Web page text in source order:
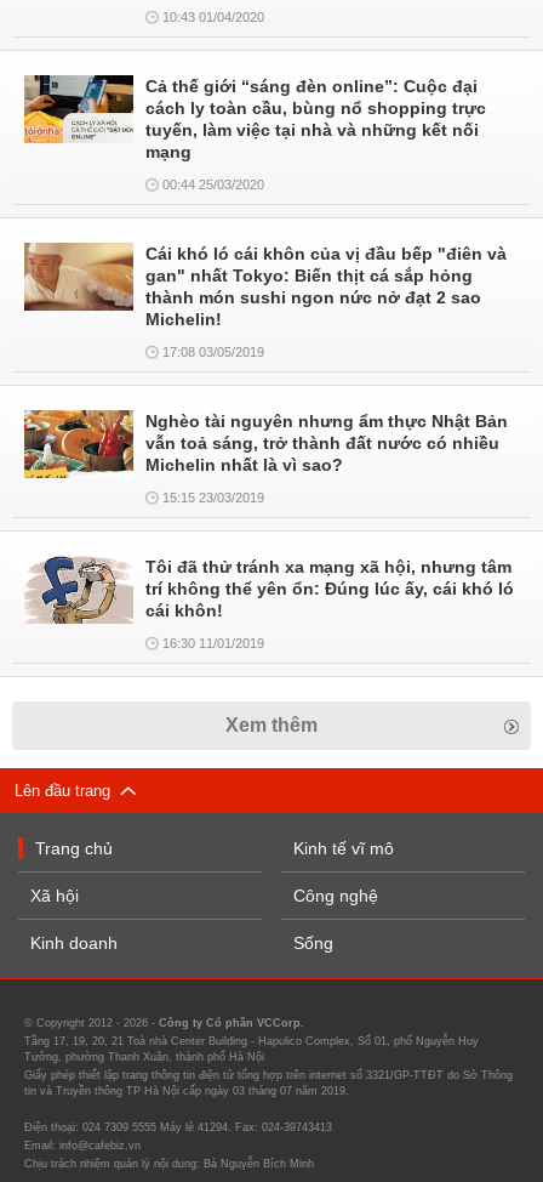
10:43 01/04/2020
Cả thế giới “sáng đèn online”: Cuộc đại
cách ly toàn cầu, bùng nổ shopping trực
tuyến, làm việc tại nhà và những kết nối
mạng
00:44 25/03/2020
Cái khó ló cái khôn của vị đầu bếp "điên và
gan" nhất Tokyo: Biến thịt cá sắp hỏng
thành món sushi ngon nức nở đạt 2 sao
Michelin!
17:08 03/05/2019
Nghèo tài nguyên nhưng ẩm thực Nhật Bản
vẫn toả sáng, trở thành đất nước có nhiều
Michelin nhất là vì sao?
15:15 23/03/2019
Tôi đã thử tránh xa mạng xã hội, nhưng tâm
trí không thể yên ổn: Đúng lúc ấy, cái khó ló
cái khôn!
16:30 11/01/2019
Xem thêm
Lên đầu trang
Trang chủ
Xã hội
Kinh doanh
Kinh tế vĩ mô
Công nghệ
Sống
© Copyright 2012 - 2026 - Công ty Cổ phần VCCorp.
Tầng 17, 19, 20, 21 Toà nhà Center Building - Hapulico Complex, Số 01, phố Nguyễn Huy
Tưởng, phường Thanh Xuân, thành phố Hà Nội
Giấy phép thiết lập trang thông tin điện tử tổng hợp trên internet số 3321/GP-TTĐT do Sở Thông
tin và Truyền thông TP Hà Nội cấp ngày 03 tháng 07 năm 2019.
Điện thoại: 024 7309 5555 Máy lẻ 41294. Fax: 024-39743413
Email: info@cafebiz.vn
Chịu trách nhiệm quản lý nội dung: Bà Nguyễn Bích Minh